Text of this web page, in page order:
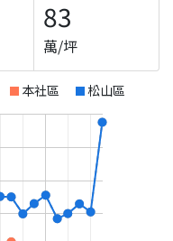
83
萬/坪
本社區 松山區